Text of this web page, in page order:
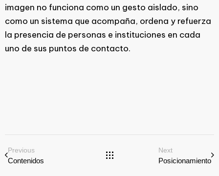
imagen no funciona como un gesto aislado, sino
como un sistema que acompaña, ordena y refuerza
la presencia de personas e instituciones en cada
uno de sus puntos de contacto.
Previous
Contenidos
Next
Posicionamiento